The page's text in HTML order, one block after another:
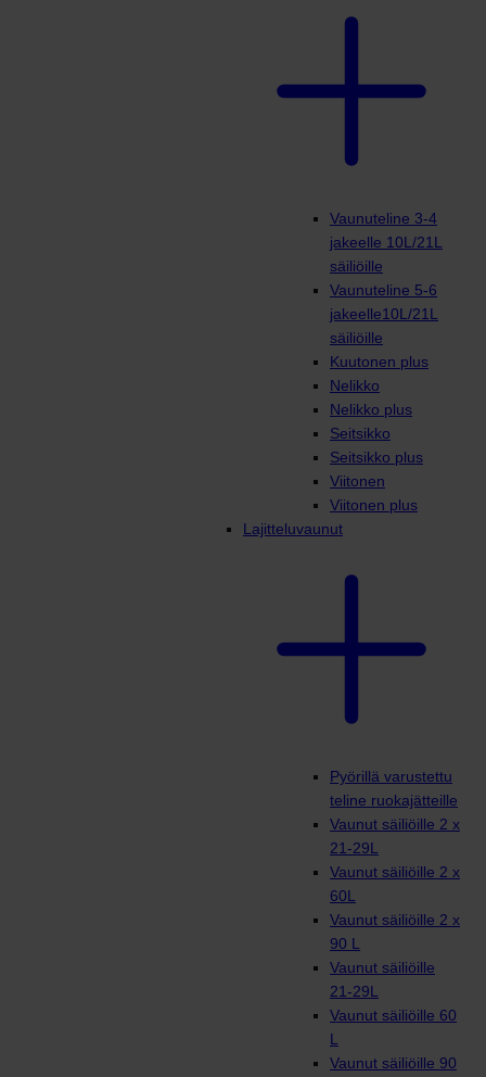
Vaunuteline 3-4
jakeelle 10L/21L
säiliöille
Vaunuteline 5-6
jakeelle10L/21L
säiliöille
Kuutonen plus
Nelikko
Nelikko plus
Seitsikko
Seitsikko plus
Viitonen
Viitonen plus
Lajitteluvaunut
Pyörillä varustettu
teline ruokajätteille
Vaunut säiliöille 2 x
21-29L
Vaunut säiliöille 2 x
60L
Vaunut säiliöille 2 x
90 L
Vaunut säiliöille
21-29L
Vaunut säiliöille 60
L
Vaunut säiliöille 90